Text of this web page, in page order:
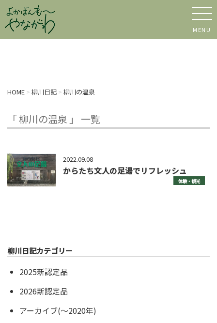
MENU
HOME > 柳川日記 > 柳川の温泉
「 柳川の温泉 」 一覧
2022.09.08
からたち文人の足湯でリフレッシュ
体験・観光
柳川日記カテゴリー
2025新認定品
2026新認定品
アーカイブ(〜2020年)